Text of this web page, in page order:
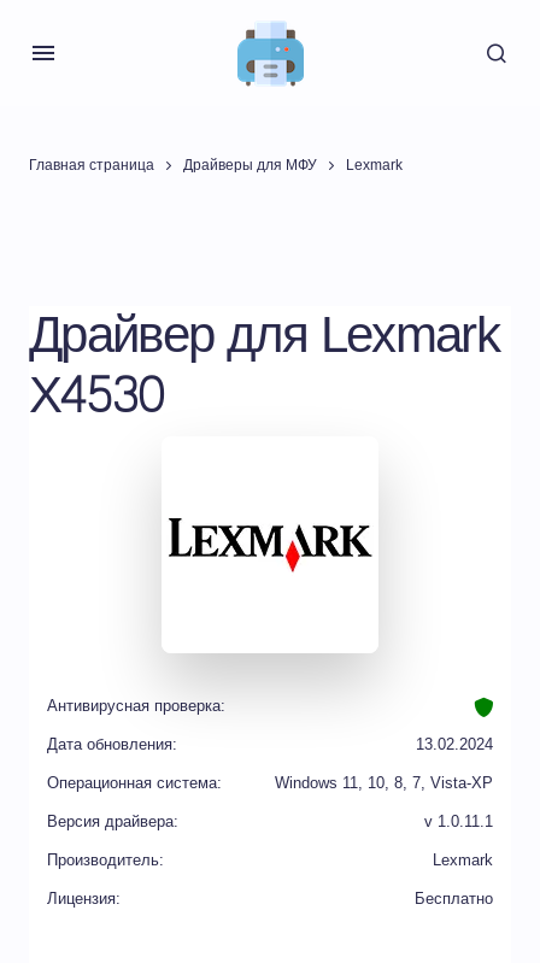
Главная страница Драйверы для МФУ Lexmark
Драйвер для Lexmark
X4530
Антивирусная проверка:
Дата обновления: 13.02.2024
Операционная система: Windows 11, 10, 8, 7, Vista-XP
Версия драйвера: v 1.0.11.1
Производитель: Lexmark
Лицензия: Бесплатно